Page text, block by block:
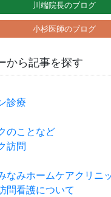
川端院長のブログ
小杉医師のブログ
から記事を探す
診療
のことなど
訪問
なみホームケアクリニ
問看護について